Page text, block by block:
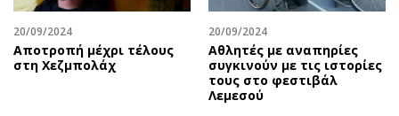
20/09/2024
Αποτροπή μέχρι τέλους
στη Χεζμπολάχ
20/09/2024
Αθλητές με αναπηρίες
συγκινούν με τις ιστορίες
τους στο φεστιβάλ
Λεμεσού